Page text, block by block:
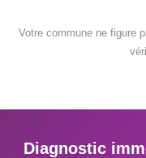
Votre commune ne figure
Diagnostic